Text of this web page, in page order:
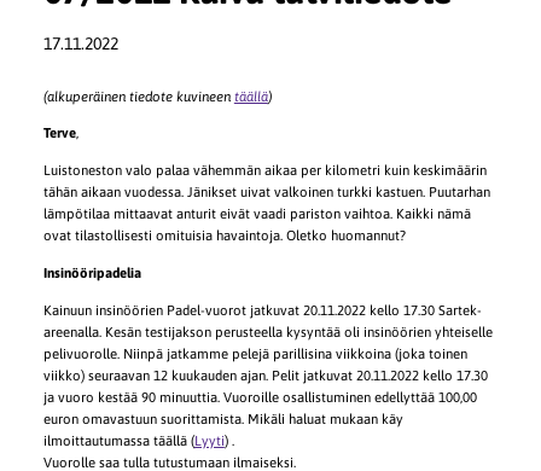
17.11.2022
(alkuperäinen tiedote kuvineen täällä)
Terve,
Luistoneston valo palaa vähemmän aikaa per kilometri kuin keskimäärin
tähän aikaan vuodessa. Jänikset uivat valkoinen turkki kastuen. Puutarhan
lämpötilaa mittaavat anturit eivät vaadi pariston vaihtoa. Kaikki nämä
ovat tilastollisesti omituisia havaintoja. Oletko huomannut?
Insinööripadelia
Kainuun insinöörien Padel-vuorot jatkuvat 20.11.2022 kello 17.30 Sartek-
areenalla. Kesän testijakson perusteella kysyntää oli insinöörien yhteiselle
pelivuorolle. Niinpä jatkamme pelejä parillisina viikkoina (joka toinen
viikko) seuraavan 12 kuukauden ajan. Pelit jatkuvat 20.11.2022 kello 17.30
ja vuoro kestää 90 minuuttia. Vuoroille osallistuminen edellyttää 100,00
euron omavastuun suorittamista. Mikäli haluat mukaan käy
ilmoittautumassa täällä (Lyyti) .
Vuorolle saa tulla tutustumaan ilmaiseksi.